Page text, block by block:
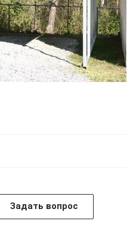
Задать вопрос